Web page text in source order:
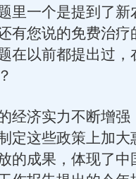
一个是提到了新
有您说的免费治疗
在以前都提出过，
济实力不断增强
定这些政策上加大
的成果，体现了中